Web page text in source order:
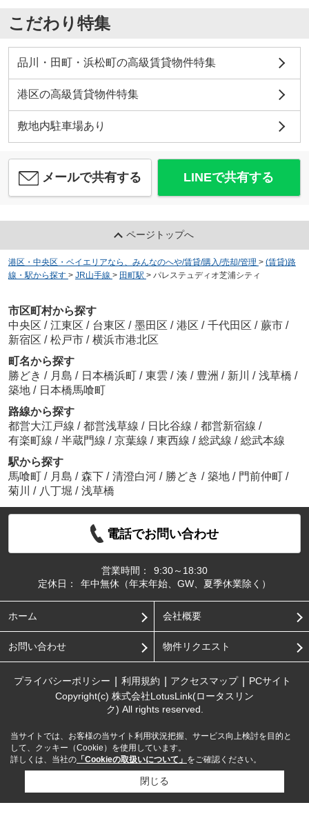
こだわり特集
品川・田町・浜松町の高級賃貸物件特集
港区の高級賃貸物件特集
敷地内駐車場あり
メールで共有する LINEで共有する
ページトップへ
港区・中央区・ベイエリアなら、みんなのへや/賃貸/購入/売却/管理 > (賃貸)路
線・駅から探す > JR山手線 > 田町駅 > パレステュディオ芝浦シティ
市区町村から探す
中央区 / 江東区 / 台東区 / 墨田区 / 港区 / 千代田区 / 蕨市 /
新宿区 / 松戸市 / 横浜市港北区
町名から探す
勝どき / 月島 / 日本橋浜町 / 東雲 / 湊 / 豊洲 / 新川 / 浅草橋 /
築地 / 日本橋馬喰町
路線から探す
都営大江戸線 / 都営浅草線 / 日比谷線 / 都営新宿線 /
有楽町線 / 半蔵門線 / 京葉線 / 東西線 / 総武線 / 総武本線
駅から探す
馬喰町 / 月島 / 森下 / 清澄白河 / 勝どき / 築地 / 門前仲町 /
菊川
/ 八丁堀 / 浅草橋
電話でお問い合わせ
営業時間：
9:30～18:30
定休日：
年中無休（年末年始、GW、夏季休業除く）
ホーム 会社概要
お問い合わせ 物件リクエスト
プライバシーポリシー 利用規約 アクセスマップ
PCサイト
Copyright(c) 株式会社LotusLink(ロータスリン
ク) All rights reserved.
当サイトでは、お客様の当サイト利用状況把握、サービス向上検討を目的と
して、クッキー（Cookie）を使用しています。
詳しくは、当社の 「Cookieの取扱いについて」 をご確認ください。
閉じる